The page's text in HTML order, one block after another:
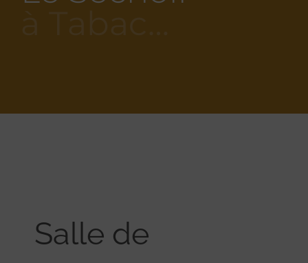
Salle de